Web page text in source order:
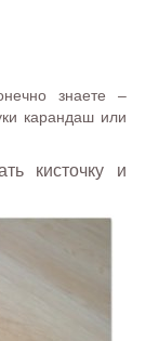
знаете –
карандаш или
кисточку и